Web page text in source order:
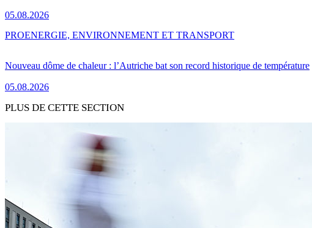
05.08.2026
Nouveau dôme de chaleur : l’Autriche bat son record historique de température
05.08.2026
PROENERGIE, ENVIRONNEMENT ET TRANSPORT
PLUS DE CETTE SECTION